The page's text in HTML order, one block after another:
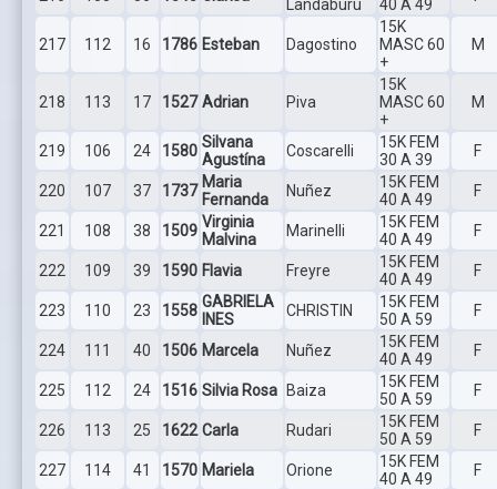
Landaburu 40 A 49
217 112 16 1786 Esteban Dagostino
15K
MASC 60
+
M
218 113 17 1527 Adrian Piva
15K
MASC 60
+
M
219 106 24 1580 Silvana
Agustína
Coscarelli
15K FEM
30 A 39
F
220 107 37 1737 Maria
Fernanda
Nuñez
15K FEM
40 A 49
F
221 108 38 1509 Virginia
Malvina
Marinelli
15K FEM
40 A 49
F
222 109 39 1590 Flavia Freyre
15K FEM
40 A 49
F
223 110 23 1558 GABRIELA
INES
CHRISTIN
15K FEM
50 A 59
F
224 111 40 1506 Marcela Nuñez
15K FEM
40 A 49
F
225 112 24 1516 Silvia Rosa Baiza
15K FEM
50 A 59
F
226 113 25 1622 Carla Rudari
15K FEM
50 A 59
F
227 114 41 1570 Mariela Orione
15K FEM
40 A 49
F